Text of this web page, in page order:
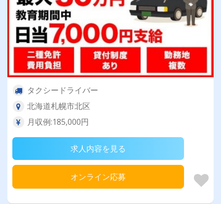
タクシードライバー
北海道札幌市北区
月収例:185,000円
求人内容を見る
オンライン応募